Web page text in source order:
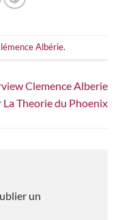
Albérie.
Clemence Alberie
La Theorie du Phoenix
un